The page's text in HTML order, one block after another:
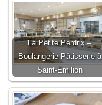
La Petite Perdrix –
Boulangerie Pâtisserie à
Saint-Emilion